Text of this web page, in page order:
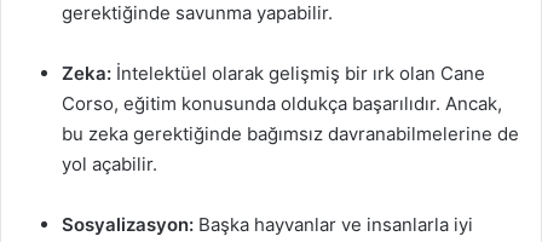
gerektiğinde savunma yapabilir.
Zeka: İntelektüel olarak gelişmiş bir ırk olan Cane
Corso, eğitim konusunda oldukça başarılıdır. Ancak,
bu zeka gerektiğinde bağımsız davranabilmelerine de
yol açabilir.
Sosyalizasyon: Başka hayvanlar ve insanlarla iyi